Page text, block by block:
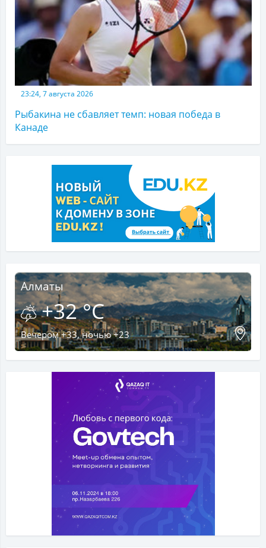
23:24, 7 августа 2026
Рыбакина не сбавляет темп: новая победа в
Канаде
Алматы
+32 °C
Вечером +33, ночью +23